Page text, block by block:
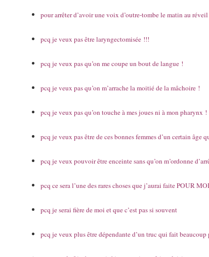
pour arrêter d’avoir une voix d’outre-tombe le matin au réveil
pcq je veux pas être laryngectomisée !!!
pcq je veux pas qu’on me coupe un bout de langue !
pcq je veux pas qu’on m’arrache la moitié de la mâchoire !
pcq je veux pas qu’on touche à mes joues ni à mon pharynx !
pcq je veux pas être de ces bonnes femmes d’un certain
pcq je veux pouvoir être enceinte sans qu’on m’ordonne
pcq ce sera l’une des rares choses que j’aurai faite POUR
pcq je serai fière de moi et que c’est pas si souvent
pcq je veux plus être dépendante d’un truc qui fait